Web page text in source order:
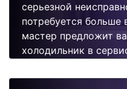
серьезной
потребуется
мастер предложит
холодильник в